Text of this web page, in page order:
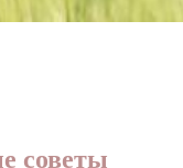
советы